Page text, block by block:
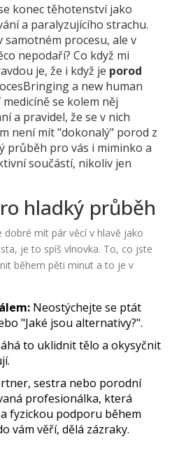
konec těhotenství jako
a paralyzujícího strachu.
procesu, ale v
nepodaří? Co když mi
je, že i když je porod
a new human
se kolem něj
a pravidel, že se v nich
není mít "dokonalý" porod z
průběh pro vás i miminko a
součástí, nikoliv jen
hladký průběh
mít pár věcí v hlavě jako
je to spíš vlnovka. To, co jste
během pěti minut a to je v
Neostýchejte se ptát
"Jaké jsou alternativy?".
to uklidnit tělo a okysyčnit
sestra nebo porodní
profesionálka, která
fyzickou podporu během
vám věří, dělá zázraky.